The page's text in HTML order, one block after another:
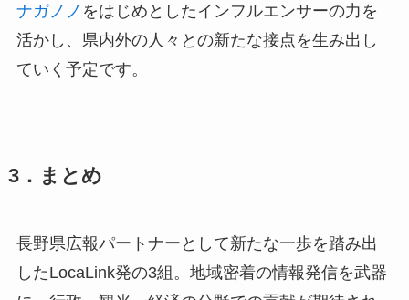
ナガノノ をはじめとしたインフルエンサーの力を
活かし、県内外の人々との新たな接点を生み出し
ていく予定です。
3．まとめ
長野県広報パートナーとして新たな一歩を踏み出
したLocaLink発の3組。地域密着の情報発信を武器